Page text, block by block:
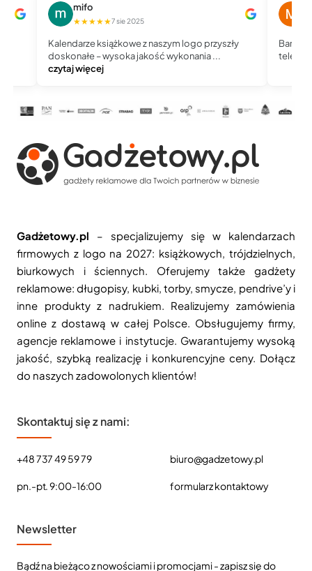
mifo
★★★★★7 sie 2025
Kalendarze książkowe z naszym logo przyszły
doskonałe – wysoka jakość wykonania ...
czytaj więcej
Bardzo
Gadżetowy.pl – specjalizujemy się w kalendarzach
firmowych z logo na 2027: książkowych, trójdzielnych,
biurkowych i ściennych. Oferujemy także gadżety
reklamowe: długopisy, kubki, torby, smycze, pendrive’y i
inne produkty z nadrukiem. Realizujemy zamówienia
online z dostawą w całej Polsce. Obsługujemy firmy,
agencje reklamowe i instytucje. Gwarantujemy wysoką
jakość, szybką realizację i konkurencyjne ceny. Dołącz
do naszych zadowolonych klientów!
Skontaktuj się z nami:
+48 737 49 59 79
pn.-pt. 9:00-16:00
biuro@gadzetowy.pl
formularz kontaktowy
Newsletter
Bądź na bieżąco z nowościami i promocjami - zapisz się do